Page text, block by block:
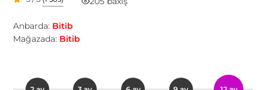
Anbarda: Bitib
Mağazada: Bitib